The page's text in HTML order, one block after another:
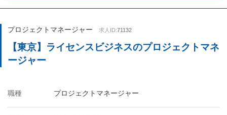
プロジェクトマネージャー 求人ID:71132
【東京】ライセンスビジネスのプロジェクトマネ
ージャー
職種 プロジェクトマネージャー